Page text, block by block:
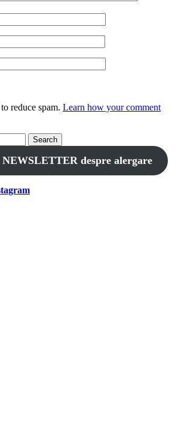
reduce spam. Learn how your comment
NEWSLETTER despre alergare